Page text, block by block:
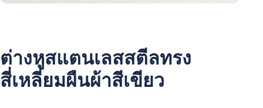
ต่างหูสแตนเลสสตีลทรง
สี่เหลี่ยมผืนผ้าสีเขียว